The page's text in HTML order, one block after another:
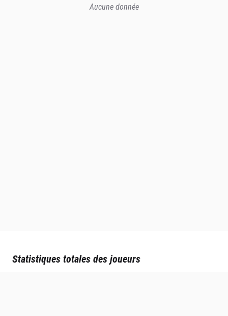
Aucune donnée
Statistiques totales des joueurs